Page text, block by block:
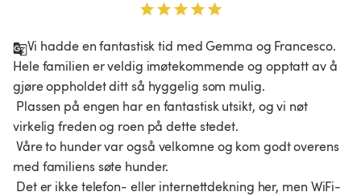
Vi hadde en fantastisk tid med Gemma og Francesco.
Hele familien er veldig imøtekommende og opptatt av å
gjøre oppholdet ditt så hyggelig som mulig.
virkelig freden og roen på dette stedet.
med familiens søte hunder.